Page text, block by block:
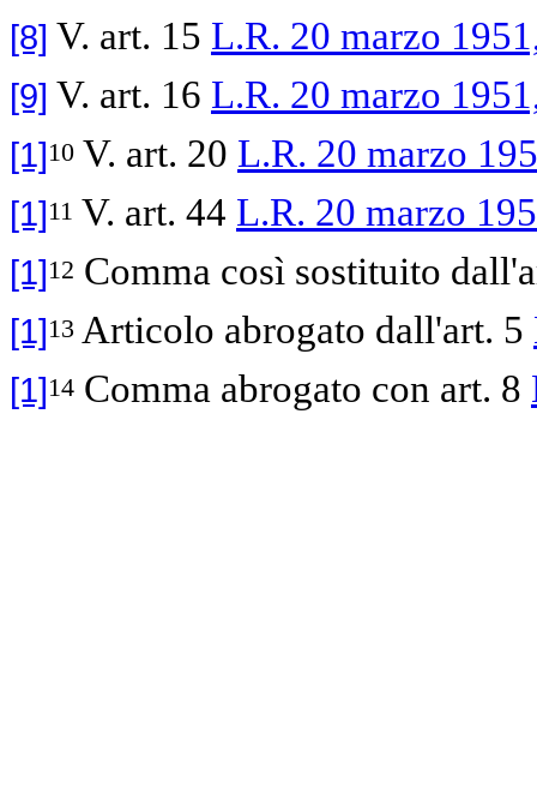
[8] V. art. 15 L.R. 20 marzo
[9] V. art. 16 L.R. 20 marzo
[1]10 V. art. 20 L.R. 20 marzo
[1]11 V. art. 44 L.R. 20 marzo
[1]12 Comma così sostituito
[1]13 Articolo abrogato dall'art. 5
[1]14 Comma abrogato con art. 8